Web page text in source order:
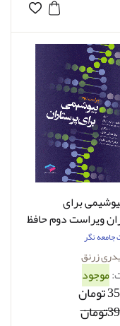
برای
ویراست دوم حافظ
جامعه نگر
زرنق
موجود